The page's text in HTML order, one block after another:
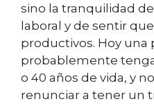
sino la tranquilidad
laboral y de sentir
productivos. Hoy una
probablemente
o 40 años de vida, y
renunciar a tener un